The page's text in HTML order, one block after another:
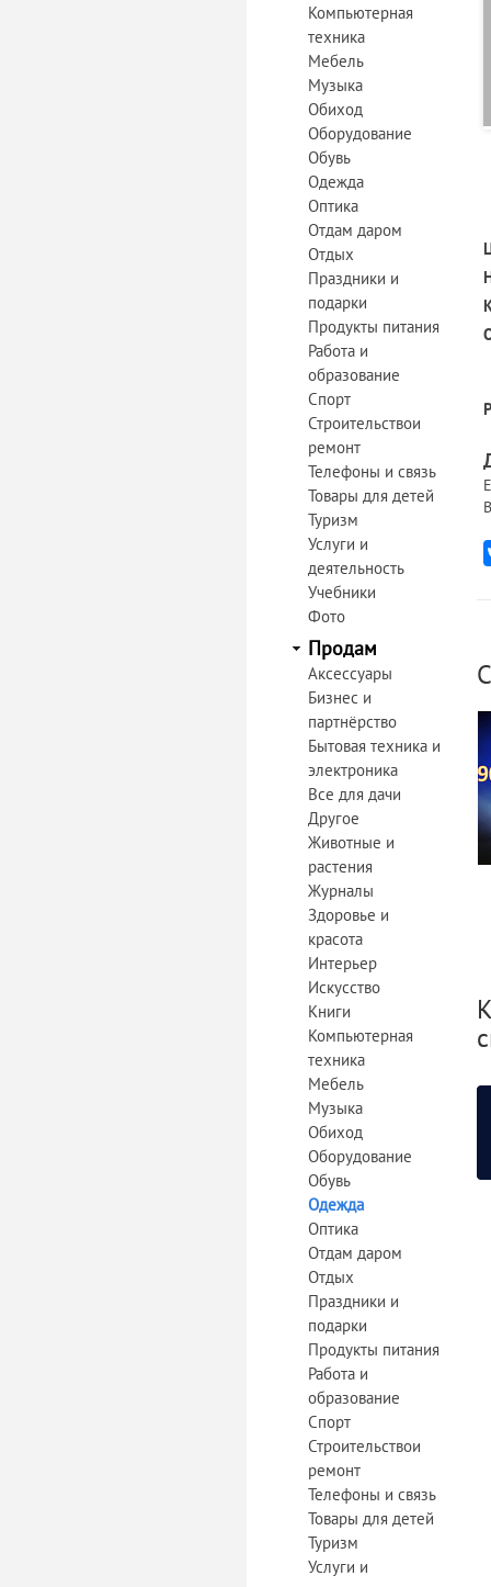
Компьютерная
техника
Мебель
Музыка
Обиход
Оборудование
Обувь
Одежда
Оптика
Отдам даром
Отдых
Праздники и
подарки
Продукты питания
Работа и
образование
Спорт
Строительствои
ремонт
Телефоны и связь
Товары для детей
Туризм
Услуги и
деятельность
Учебники
Фото
Продам
Аксессуары
Бизнес и
партнёрство
Бытовая техника и
электроника
Все для дачи
Другое
Животные и
растения
Журналы
Здоровье и
красота
Интерьер
Искусство
Книги
Компьютерная
техника
Мебель
Музыка
Обиход
Оборудование
Обувь
Одежда
Оптика
Отдам даром
Отдых
Праздники и
подарки
Продукты питания
Работа и
образование
Спорт
Строительствои
ремонт
Телефоны и связь
Товары для детей
Туризм
Услуги и